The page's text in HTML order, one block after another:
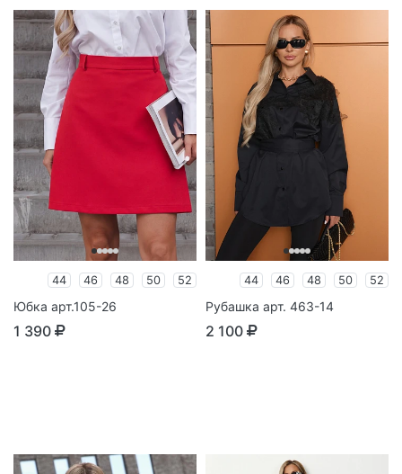
44 46 48 50 52
Юбка арт.105-26
1 390
44 46 48 50 52
Рубашка арт. 463-14
2 100